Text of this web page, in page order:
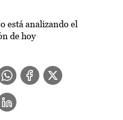
está analizando el
de hoy